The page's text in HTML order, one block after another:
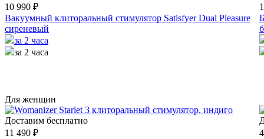
10 990 ₽
Вакуумный клиторальный стимулятор Satisfyer Dual Pleasure
сиреневый
за 2 часа
за 2 часа
Для женщин
Доставим бесплатно
11 490 ₽